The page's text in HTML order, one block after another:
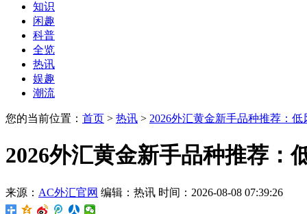
知识
闲趣
科普
全览
热讯
娱趣
潮流
您的当前位置： 首页 > 热讯 > 2026外汇黄金新手品种推荐：低
2026外汇黄金新手品种推荐：
来源： AC外汇官网 编辑：热讯 时间：2026-08-08 07:39:26